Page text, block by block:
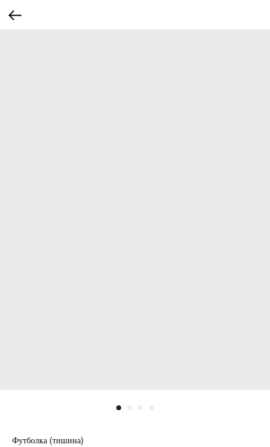
Футболка (тишина)